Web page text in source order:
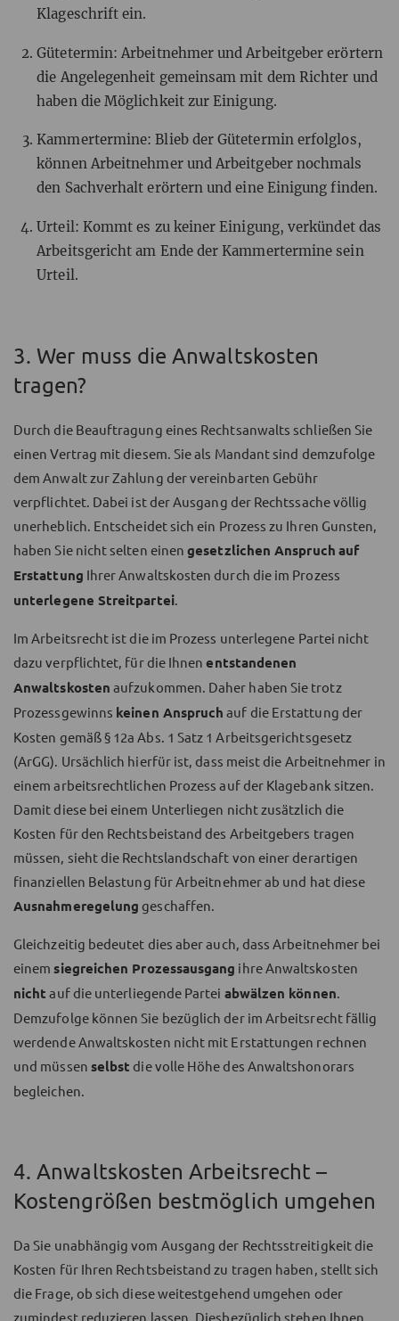
Klageschrift ein.
Gütetermin: Arbeitnehmer und Arbeitgeber erörtern
die Angelegenheit gemeinsam mit dem Richter und
haben die Möglichkeit zur Einigung.
Kammertermine: Blieb der Gütetermin erfolglos,
können Arbeitnehmer und Arbeitgeber nochmals
den Sachverhalt erörtern und eine Einigung finden.
Urteil: Kommt es zu keiner Einigung, verkündet das
Arbeitsgericht am Ende der Kammertermine sein
Urteil.
3. Wer muss die Anwaltskosten
tragen?
Durch die Beauftragung eines Rechtsanwalts schließen Sie
einen Vertrag mit diesem. Sie als Mandant sind demzufolge
dem Anwalt zur Zahlung der vereinbarten Gebühr
verpflichtet. Dabei ist der Ausgang der Rechtssache völlig
unerheblich . Entscheidet sich ein Prozess zu Ihren Gunsten,
haben Sie nicht selten einengesetzlichen Anspruch auf
Erstattung Ihrer Anwaltskosten durch die im Prozess
unterlegene Streitpartei.
Im Arbeitsrecht ist die im Prozess unterlegene Partei nicht
dazu verpflichtet, für die Ihnenentstandenen
Anwaltskosten aufzukommen. Daher haben Sie trotz
Prozessgewinns keinen Anspruch auf die Erstattung der
Kosten gemäß § 12a Abs. 1 Satz 1 Arbeitsgerichtsgesetz
(ArGG). Ursächlich hierfür ist, dass meist die Arbeitnehmer in
einem arbeitsrechtlichen Prozess auf der Klagebank sitzen.
Damit diese bei einem Unterliegen nicht zusätzlich die
Kosten für den Rechtsbeistand des Arbeitgebers tragen
müssen, sieht die Rechtslandschaft von einer derartigen
finanziellen Belastung für Arbeitnehmer ab und hat diese
Ausnahmeregelung geschaffen.
Gleichzeitig bedeutet dies aber auch, dass Arbeitnehmer bei
einem siegreichen Prozessausgang ihre Anwaltskosten
nicht auf die unterliegende Partei abwälzen können
Demzufolge können Sie bezüglich der im Arbeitsrecht fällig
werdende Anwaltskosten nicht mit Erstattungen rechnen
und müssen selbst die volle Höhe des Anwaltshonorars
begleichen.
4. Anwaltskosten Arbeitsrecht –
Kostengrößen bestmöglich umgehen
Da Sie unabhängig vom Ausgang der Rechtsstreitigkeit die
Kosten für Ihren Rechtsbeistand zu tragen haben, stellt sich
die Frage, ob sich diese weitestgehend umgehen oder
zumindest reduzieren lassen. Diesbezüglich stehen Ihnen